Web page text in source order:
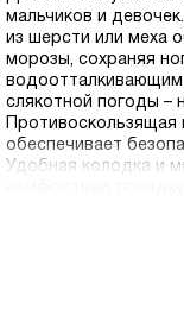
мальчиков и
из шерсти или меха
морозы, сохраняя
слякотной погоды –
обеспечивает
Удобная колодка и